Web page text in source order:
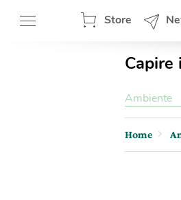
Store
Capire
Ambiente
Home